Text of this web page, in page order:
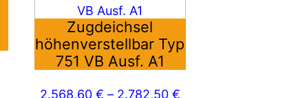
Zugdeichsel
höhenverstellbar Typ
751 VB Ausf. A1
2.568,60 € – 2.782,50 €
mehrere
Varianten
auf.
Die